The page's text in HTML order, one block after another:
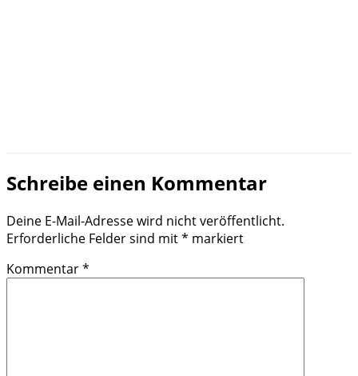
Schreibe einen Kommentar
Deine E-Mail-Adresse wird nicht veröffentlicht.
Erforderliche Felder sind mit* markiert
Kommentar*